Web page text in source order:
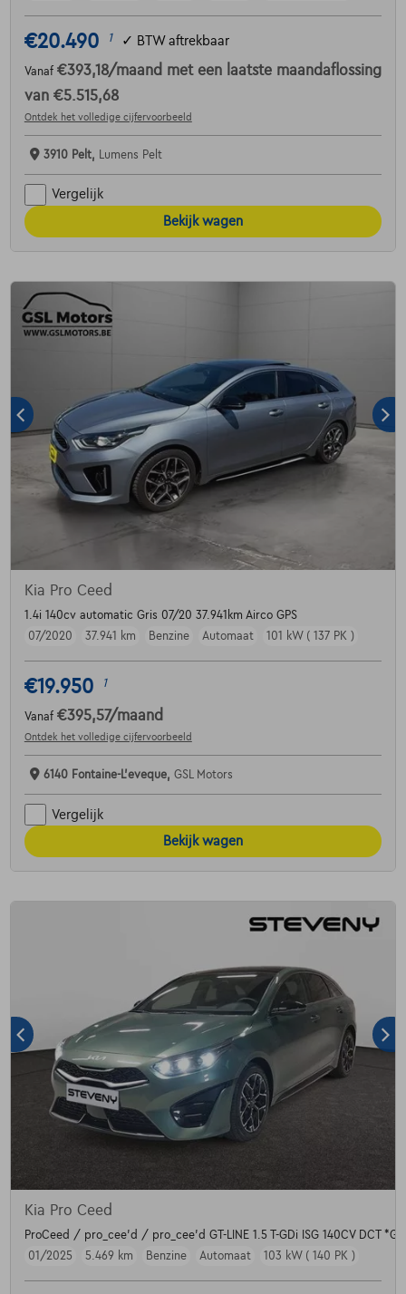
€20.490 1 ✓ BTW aftrekbaar
Vanaf €393,18/maand met een laatste maandaflossing
van €5.515,68
Ontdek het volledige cijfervoorbeeld
3910 Pelt, Lumens Pelt
Vergelijk
Bekijk wagen
Kia Pro Ceed
1.4i 140cv automatic Gris 07/20 37.941km Airco GPS
07/2020
37.941 km Benzine Automaat 101 kW ( 137 PK )
€19.950 1
Vanaf €395,57/maand
Ontdek het volledige cijfervoorbeeld
6140 Fontaine-L'eveque, GSL Motors
Vergelijk
Bekijk wagen
Kia Pro Ceed
ProCeed / pro_cee'd / pro_cee'd GT-LINE 1.5 T-GDi ISG 140CV DCT
01/2025
5.469 km Benzine Automaat 103 kW ( 140 PK )